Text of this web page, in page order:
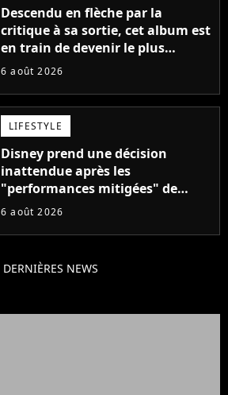
Descendu en flèche par la
critique à sa sortie, cet album est
en train de devenir le plus
populaire de son auteur
6 août 2026
LIFESTYLE
Disney prend une décision
inattendue après les
"performances mitigées" de
Vaiana et The Mandalorian &
6 août 2026
DERNIÈRES NEWS